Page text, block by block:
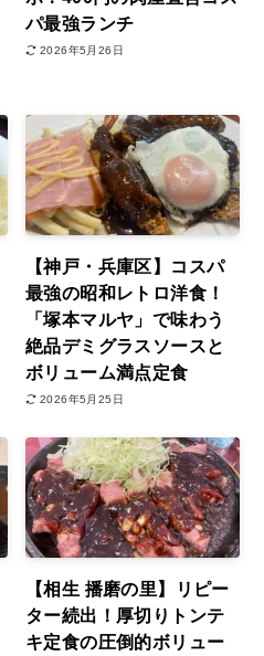
パ最強ランチ
2026年5月26日
【神戸・兵庫区】コスパ
最強の昭和レトロ洋食！
「塚本マルヤ」で味わう
絶品デミグラスソースと
ボリューム満点定食
2026年5月25日
【相生 播磨の里】リピー
ター続出！厚切りトンテ
キ定食の圧倒的ボリュー